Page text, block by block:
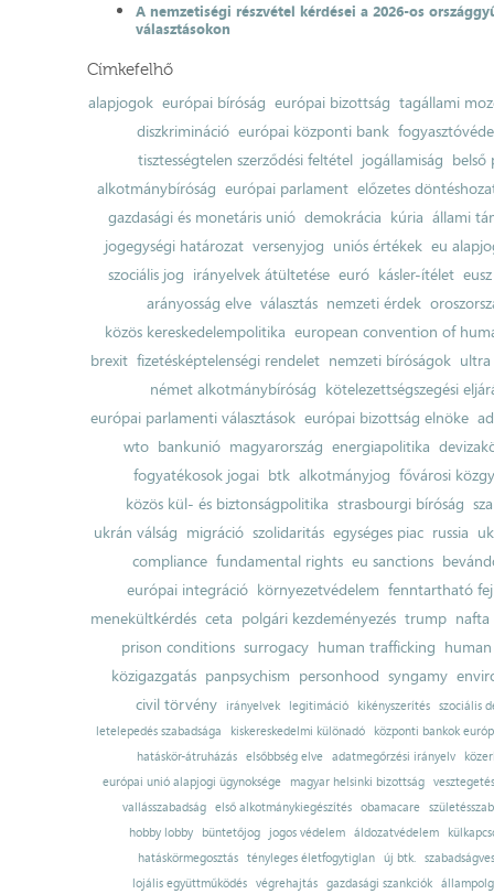
A nemzetiségi részvétel kérdései a 2026-os
választásokon
Címkefelhő
alapjogok európai bíróság európai bizottság tagállami
diszkrimináció európai központi bank
tisztességtelen szerződési feltétel jogállamiság belső
alkotmánybíróság európai parlament előzetes
gazdasági és monetáris unió demokrácia kúria állami
jogegységi határozat versenyjog uniós értékek eu
szociális jog irányelvek átültetése euró kásler-ítélet
arányosság elve választás nemzeti érdek
közös kereskedelempolitika european convention of
brexit fizetésképtelenségi rendelet nemzeti bíróságok ultra
német alkotmánybíróság kötelezettségszegési
európai parlamenti választások európai bizottság elnöke
wto bankunió magyarország energiapolitika
fogyatékosok jogai btk alkotmányjog fővárosi
közös kül- és biztonságpolitika strasbourgi bíróság
ukrán válság migráció szolidaritás egységes piac russia
compliance fundamental rights eu sanctions
európai integráció környezetvédelem fenntartható
menekültkérdés ceta polgári kezdeményezés trump nafta
prison conditions surrogacy human trafficking
közigazgatás panpsychism personhood syngamy
civil törvény
irányelvek legitimáció kikényszerítés szociális
letelepedés szabadsága
kiskereskedelmi különadó
központi bankok
hatáskör-átruházás
elsőbbség elve adatmegőrzési irányelv
európai unió alapjogi ügynoksége
magyar helsinki bizottság
vesztegetés
vallásszabadság
első alkotmánykiegészítés obamacare
hobby lobby
büntetőjog jogos védelem áldozatvédelem
hatáskörmegosztás tényleges életfogytiglan új btk.
lojális együttműködés
végrehajtás gazdasági szankciók